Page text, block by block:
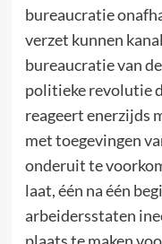
bureaucratie
verzet kunnen
bureaucratie van
politieke revolutie
reageert enerzijds
met toegevingen
onderuit te
laat, één na één
arbeidersstaten